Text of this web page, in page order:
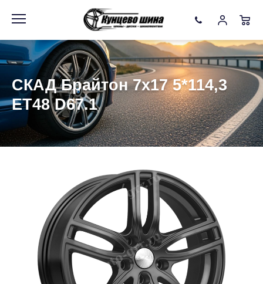
СКАД Брайтон 7x17 5*114,3
ET48 D67.1
Информация Фото товара